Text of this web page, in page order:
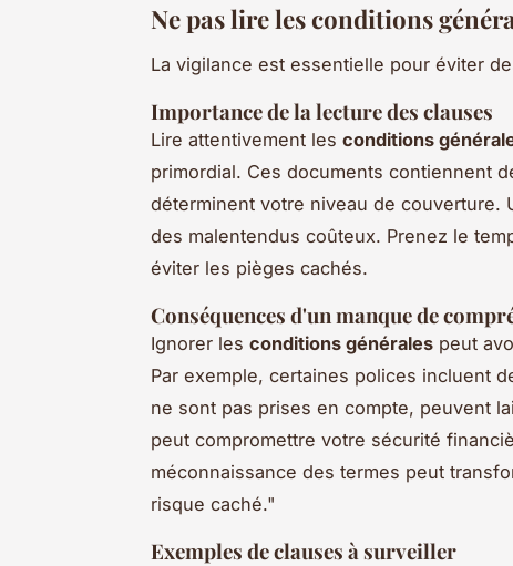
Ne pas lire les conditions
La vigilance est essentielle pour éviter
Importance de la lecture des clauses
Lire attentivement les conditions
primordial. Ces documents contiennent
déterminent votre niveau de couverture.
des malentendus coûteux. Prenez le
éviter les pièges cachés.
Conséquences d'un manque de
Ignorer les conditions générales peut
Par exemple, certaines polices incluent
ne sont pas prises en compte, peuvent
peut compromettre votre sécurité
méconnaissance des termes peut
risque caché."
Exemples de clauses à surveiller